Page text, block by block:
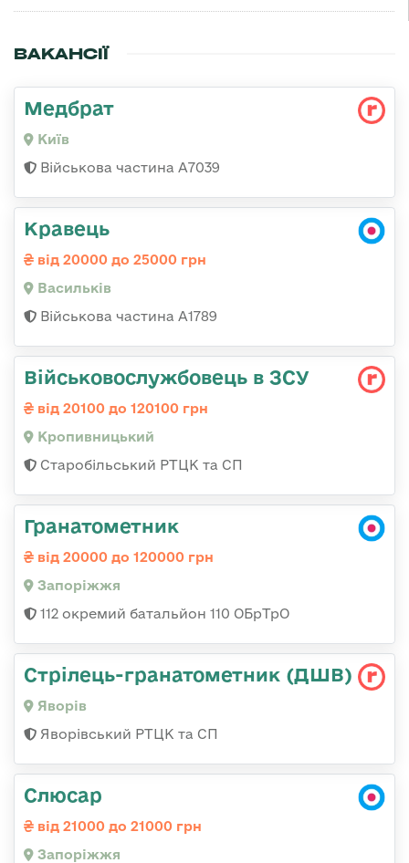
ВАКАНСІЇ
Медбрат
Київ
Військова частина А7039
Кравець
від 20000 до 25000 грн
Васильків
Військова частина А1789
Військовослужбовець в ЗСУ
від 20100 до 120100 грн
Кропивницький
Старобільський РТЦК та СП
Гранатометник
від 20000 до 120000 грн
Запоріжжя
112 окремий батальйон 110 ОБрТрО
Стрілець-гранатометник (ДШВ)
Яворів
Яворівський РТЦК та СП
Слюсар
від 21000 до 21000 грн
Запоріжжя